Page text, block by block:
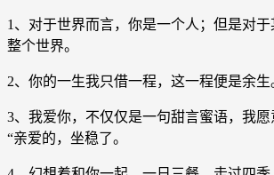
1、对于世界而言，你是一个人；但是对
整个世界。
2、你的一生我只借一程，这一程便是余生
3、我爱你，不仅仅是一句甜言蜜语，我愿
“亲爱的，坐稳了。